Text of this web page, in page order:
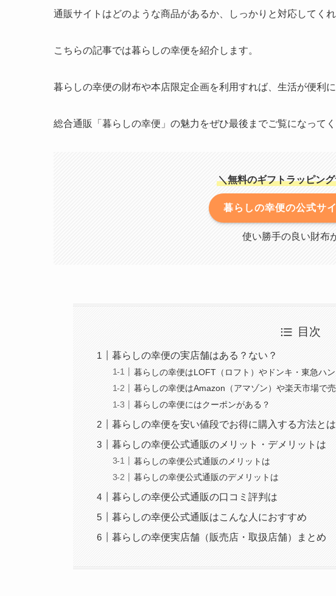
通販サイトはどのような商品があるか、しっかりと対応してく
こちらの記事では暮らしの幸便を紹介します。
暮らしの幸便の財布や本店限定企画を利用すれば、生活が便利に
総合通販「暮らしの幸便」の魅力をぜひ最後までご覧になってく
＼無料のギフトラッピン
暮らしの幸便の公式サ
使い勝手の良い財布
目次
暮らしの幸便の実店舗はある？ない？
暮らしの幸便はLOFT（ロフト）やドンキ・東急ハ
暮らしの幸便はAmazon（アマゾン）や楽天市場で
暮らしの幸便にはクーポンがある？
暮らしの幸便を安い値段でお得に購入する方法とは
暮らしの幸便公式通販のメリット・デメリットは
暮らしの幸便公式通販のメリットは
暮らしの幸便公式通販のデメリットは
暮らしの幸便公式通販の口コミ評判は
暮らしの幸便公式通販はこんな人におすすめ
暮らしの幸便実店舗（販売店・取扱店舗）まとめ